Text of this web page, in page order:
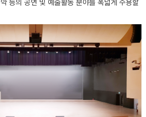
등의 공연 및 예술활동 분야를 폭넓게 수용할